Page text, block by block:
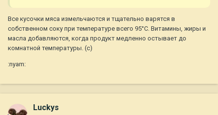
Все кусочки мяса измельчаются и тщательно варятся в
собственном соку при температуре всего 95°C. Витамины, жиры и
масла добавляются, когда продукт медленно остывает до
комнатной температуры. (с)
:nyam:
Luckys